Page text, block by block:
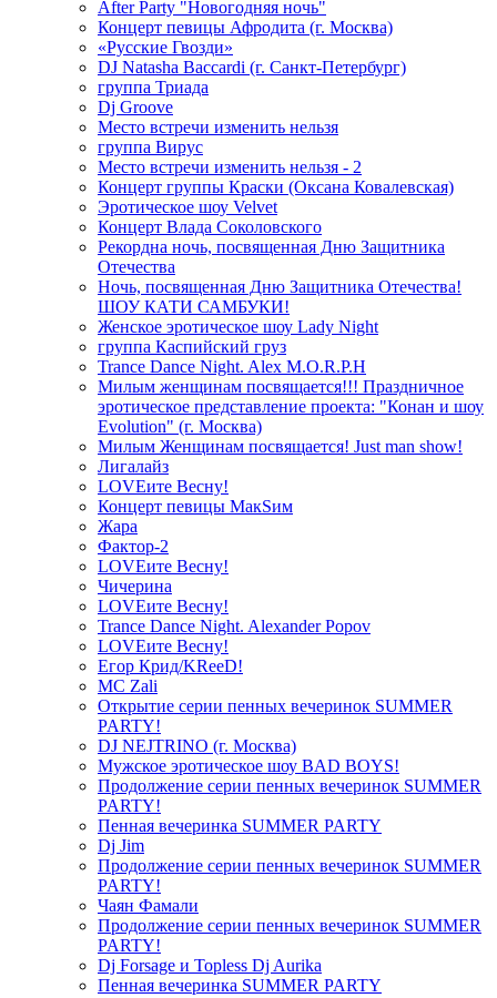
After Party "Новогодняя ночь"
Концерт певицы Афродита (г. Москва)
«Русские Гвозди»
DJ Natasha Baccardi (г. Санкт-Петербург)
группа Триада
Dj Groove
Место встречи изменить нельзя
группа Вирус
Место встречи изменить нельзя - 2
Концерт группы Краски (Оксана Ковалевская)
Эротическое шоу Velvet
Концерт Влада Соколовского
Рекордна ночь, посвященная Дню Защитника
Отечества
Ночь, посвященная Дню Защитника Отечества!
ШОУ КАТИ САМБУКИ!
Женское эротическое шоу Lady Night
группа Каспийский груз
Trance Dance Night. Alex M.O.R.P.H
Милым женщинам посвящается!!! Праздничное
эротическое представление проекта: "Конан и шоу
Evolution" (г. Москва)
Милым Женщинам посвящается! Just man show!
Лигалайз
LOVEите Весну!
Концерт певицы МакSим
Жара
Фактор-2
LOVEите Весну!
Чичерина
LOVEите Весну!
Trance Dance Night. Alexander Popov
LOVEите Весну!
Егор Крид/KReeD!
MC Zali
Открытие серии пенных вечеринок SUMMER
PARTY!
DJ NEJTRINO (г. Москва)
Мужское эротическое шоу BAD BOYS!
Продолжение серии пенных вечеринок SUMMER
PARTY!
Пенная вечеринка SUMMER PARTY
Dj Jim
Продолжение серии пенных вечеринок SUMMER
PARTY!
Чаян Фамали
Продолжение серии пенных вечеринок SUMMER
PARTY!
Dj Forsage и Topless Dj Aurika
Пенная вечеринка SUMMER PARTY